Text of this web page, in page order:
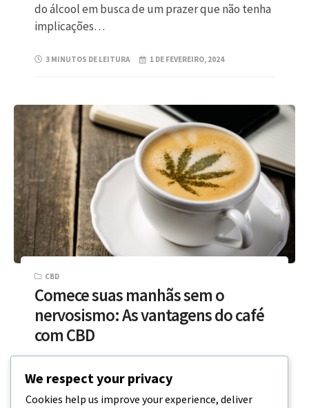
do álcool em busca de um prazer que não tenha
implicações…
3 MINUTOS DE LEITURA 1 DE FEVEREIRO, 2024
CBD
Comece suas manhãs sem o
nervosismo: As vantagens do café
com CBD
chávena de café fresco. Com mais de 80%…
We respect your privacy
Cookies help us improve your experience, deliver